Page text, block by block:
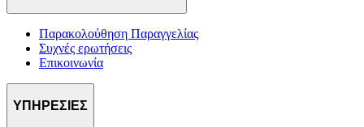
Παρακολούθηση Παραγγελίας
Συχνές ερωτήσεις
Επικοινωνία
ΥΠΗΡΕΣΙΕΣ